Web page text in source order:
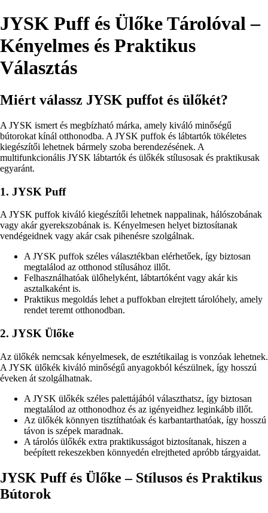
JYSK Puff és Ülőke Tárolóval –
Kényelmes és Praktikus
Választás
Miért válassz JYSK puffot és ülőkét?
A JYSK ismert és megbízható márka, amely kiváló minőségű
bútorokat kínál otthonodba. A JYSK puffok és lábtartók tökéletes
kiegészítői lehetnek bármely szoba berendezésének. A
multifunkcionális JYSK lábtartók és ülőkék stílusosak és praktikusak
egyaránt.
1. JYSK Puff
A JYSK puffok kiváló kiegészítői lehetnek nappalinak, hálószobának
vagy akár gyerekszobának is. Kényelmesen helyet biztosítanak
vendégeidnek vagy akár csak pihenésre szolgálnak.
A JYSK puffok széles választékban elérhetőek, így biztosan
megtalálod az otthonod stílusához illőt.
Felhasználhatóak ülőhelyként, lábtartóként vagy akár kis
asztalkaként is.
Praktikus megoldás lehet a puffokban elrejtett tárolóhely, amely
rendet teremt otthonodban.
2. JYSK Ülőke
Az ülőkék nemcsak kényelmesek, de esztétikailag is vonzóak lehetnek.
A JYSK ülőkék kiváló minőségű anyagokból készülnek, így hosszú
éveken át szolgálhatnak.
A JYSK ülőkék széles palettájából választhatsz, így biztosan
megtalálod az otthonodhoz és az igényeidhez leginkább illőt.
Az ülőkék könnyen tisztíthatóak és karbantarthatóak, így hosszú
távon is szépek maradnak.
A tárolós ülőkék extra praktikusságot biztosítanak, hiszen a
beépített rekeszekben könnyedén elrejtheted apróbb tárgyaidat.
JYSK Puff és Ülőke – Stílusos és Praktikus
Bútorok